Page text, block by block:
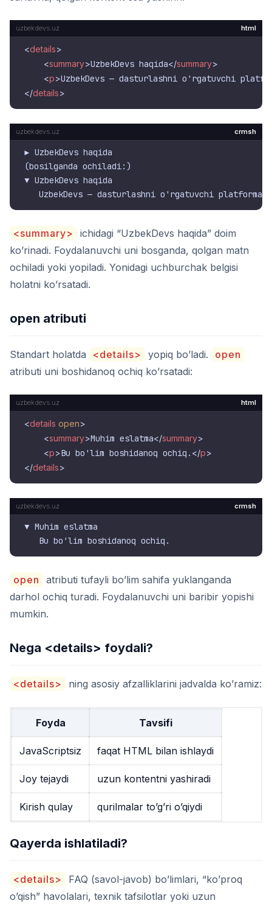
html
<details>
<summary>UzbekDevs haqida</summary>
<p>UzbekDevs — dasturlashni o'rgatuvchi
</details>
crmsh
▶ UzbekDevs haqida
(bosilganda ochiladi:)
▼ UzbekDevs haqida
<summary>
ichidagi “UzbekDevs haqida” doim
ko’rinadi. Foydalanuvchi uni bosganda, qolgan matn
ochiladi yoki yopiladi. Yonidagi uchburchak belgisi
holatni ko’rsatadi.
open atributi
Standart holatda <details> yopiq bo’ladi.
open
atributi uni boshidanoq ochiq ko’rsatadi:
html
<details open>
<summary>Muhim eslatma</summary>
<p>Bu bo'lim boshidanoq ochiq. </p>
</details>
crmsh
▼ Muhim eslatma
open
atributi tufayli bo’lim sahifa yuklanganda
darhol ochiq turadi. Foydalanuvchi uni baribir yopishi
mumkin.
Nega <details> foydali?
<details> ning asosiy afzalliklarini jadvalda ko’ramiz:
Foyda Tavsifi
JavaScriptsiz faqat HTML bilan ishlaydi
Joy tejaydi uzun kontentni yashiradi
Kirish qulay qurilmalar to’g’ri o’qiydi
Qayerda ishlatiladi?
<details>
FAQ (savol-javob) bo’limlari, “ko’proq
o’qish” havolalari, texnik tafsilotlar yoki uzun